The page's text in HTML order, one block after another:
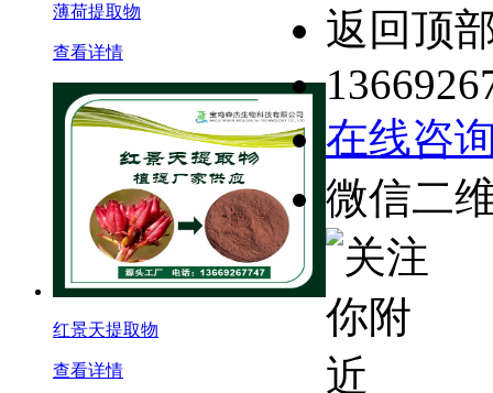
薄荷提取物
查看详情
红景天提取物
查看详情
返回顶
在线咨
微信二